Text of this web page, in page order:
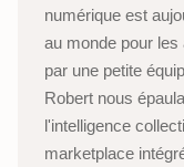
numérique est
au monde pour
par une petite
Robert nous
l'intelligence
marketplace